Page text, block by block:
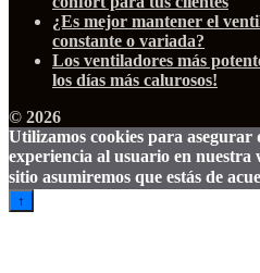
¿Es mejor mantener el
constante o variada?
Los ventiladores más
los días más calurosos!
© 2026
Utilizamos cookies para asegurar
experiencia al usuario en nuestra
sitio asumiremos que estás de
↑